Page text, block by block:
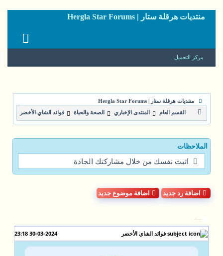
منتديات هرقلة ستار | Hergla Star Forums
مركز التحميل
منتديات هرقلة ستار | Hergla Star Forums
القسم العام
المنتدى الإخباري الصحة والحياة فوائد الشاي الأخضر
الملاحظات
اثبت نفسك من خلال مشاركتك الجادة
اضافة رد جديد اضافة موضوع جديد
-->
فوائد الشاي الأخضر 30-03-2024 23:18